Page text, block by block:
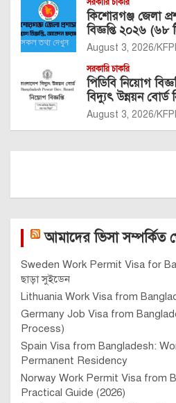
সরকারি চাকরি
কিশোরগঞ্জ জেলা
বিজ্ঞপ্তি ২০২৬ (৬৮
August 3, 2026
সরকারি চাকরি
পিডিবি নিয়োগ
বিদ্যুৎ উন্নয়ন
August 3, 2026
আমাদের ভিসা সম্পর্কিত
Sweden Work Permit Visa for
ছাড়া সুইডেন
Lithuania Work Visa from
Germany Job Visa from
Process)
Spain Visa from Bangladesh:
Permanent Residency
Norway Work Permit Visa from
Practical Guide (2026)